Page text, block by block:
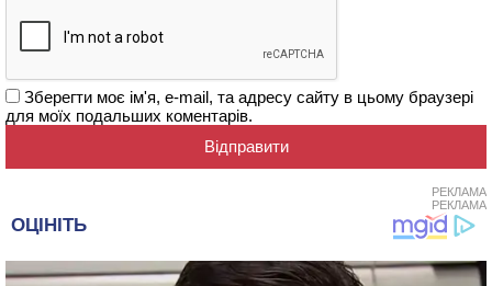
Зберегти моє ім'я, e-mail, та адресу сайту в цьому браузері
для моїх подальших коментарів.
РЕКЛАМА
РЕКЛАМА